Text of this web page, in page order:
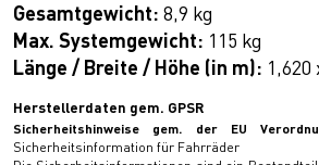
Gesamtgewicht: 8,9 kg
Max. Systemgewicht: 115 kg
Länge / Breite / Höhe (in m): 1,620
Herstellerdaten gem. GPSR
Sicherheitshinweise gem. der EU
Sicherheitsinformation für Fahrräder